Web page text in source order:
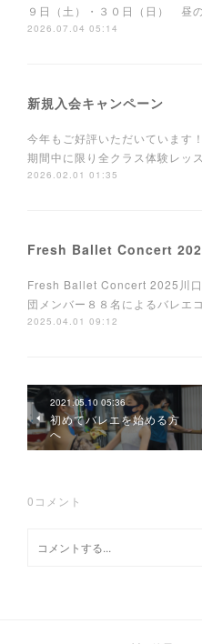
９日（土）・３０日（日） 昼
2026.07.04 05:14
新規入会キャンペーン
今年もご好評いただいています
期間中に限り全クラス体験レッ
2026.02.01 01:35
Fresh Ballet Concert
Fresh Ballet Concert 2025川口
団メンバー８８名によるバレエ
2025.04.01 09:12
2021.05.10 05:36
初めてバレエを始める方
へ
0 コメント